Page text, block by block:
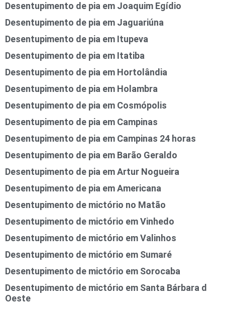
Desentupimento de pia em Joaquim Egídio
Desentupimento de pia em Jaguariúna
Desentupimento de pia em Itupeva
Desentupimento de pia em Itatiba
Desentupimento de pia em Hortolândia
Desentupimento de pia em Holambra
Desentupimento de pia em Cosmópolis
Desentupimento de pia em Campinas
Desentupimento de pia em Campinas 24 horas
Desentupimento de pia em Barão Geraldo
Desentupimento de pia em Artur Nogueira
Desentupimento de pia em Americana
Desentupimento de mictório no Matão
Desentupimento de mictório em Vinhedo
Desentupimento de mictório em Valinhos
Desentupimento de mictório em Sumaré
Desentupimento de mictório em Sorocaba
Desentupimento de mictório em Santa Bárbara d
Oeste